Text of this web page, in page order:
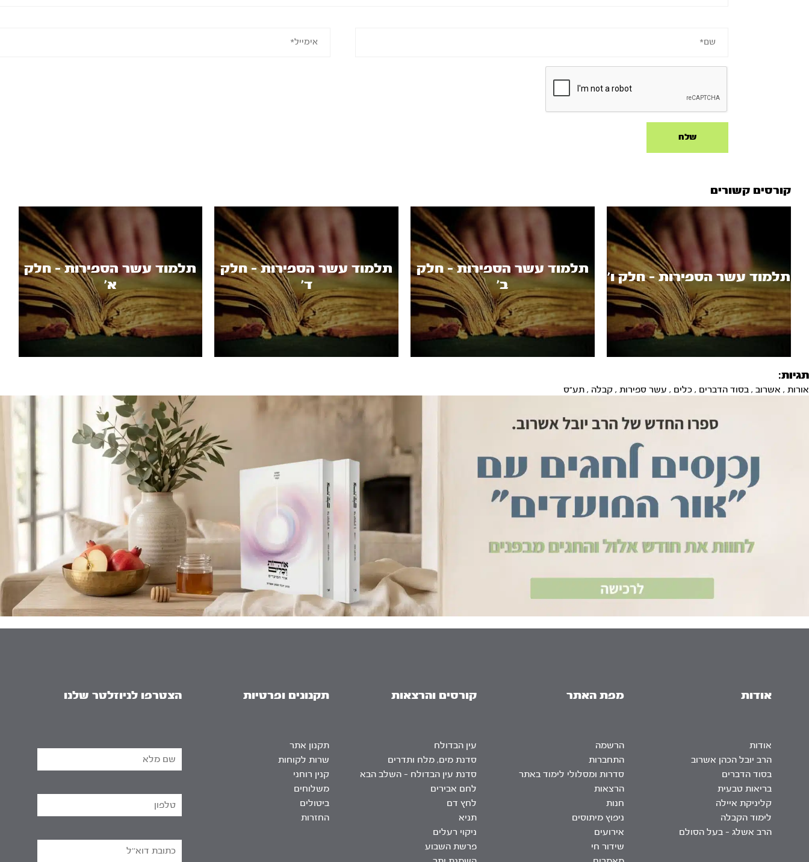
קורסים קשורים
תלמוד עשר הספירות - חלק ו’
תלמוד עשר הספירות - חלק
ב’
תלמוד עשר הספירות - חלק
ד’
תלמוד עשר הספירות - חלק
א’
תגיות:
אורות , אשרוב , בסוד הדברים , כלים , עשר ספירות , קבלה , תע"ס
אודות
אודות
הרב יובל הכהן אשרוב
בסוד הדברים
בריאות טבעית
קליניקת איילה
לימוד הקבלה
הרב אשלג – בעל הסולם
מפת האתר
הרשמה
התחברות
סדרות ומסלולי לימוד באתר
הרצאות
חנות
ניפוץ מיתוסים
אירועים
שידור חי
קורסים והרצאות
עין הבדולח
סדנת מים, מלח ותדרים
סדנת עין הבדולח – השלב הבא
לחם אבירים
לחץ דם
תניא
ניקוי רעלים
פרשת השבוע
תקנונים ופרטיות
תקנון אתר
שרות לקוחות
קנין רוחני
משלוחים
ביטולים
החזרות
הצטרפו לניוזלטר שלנו